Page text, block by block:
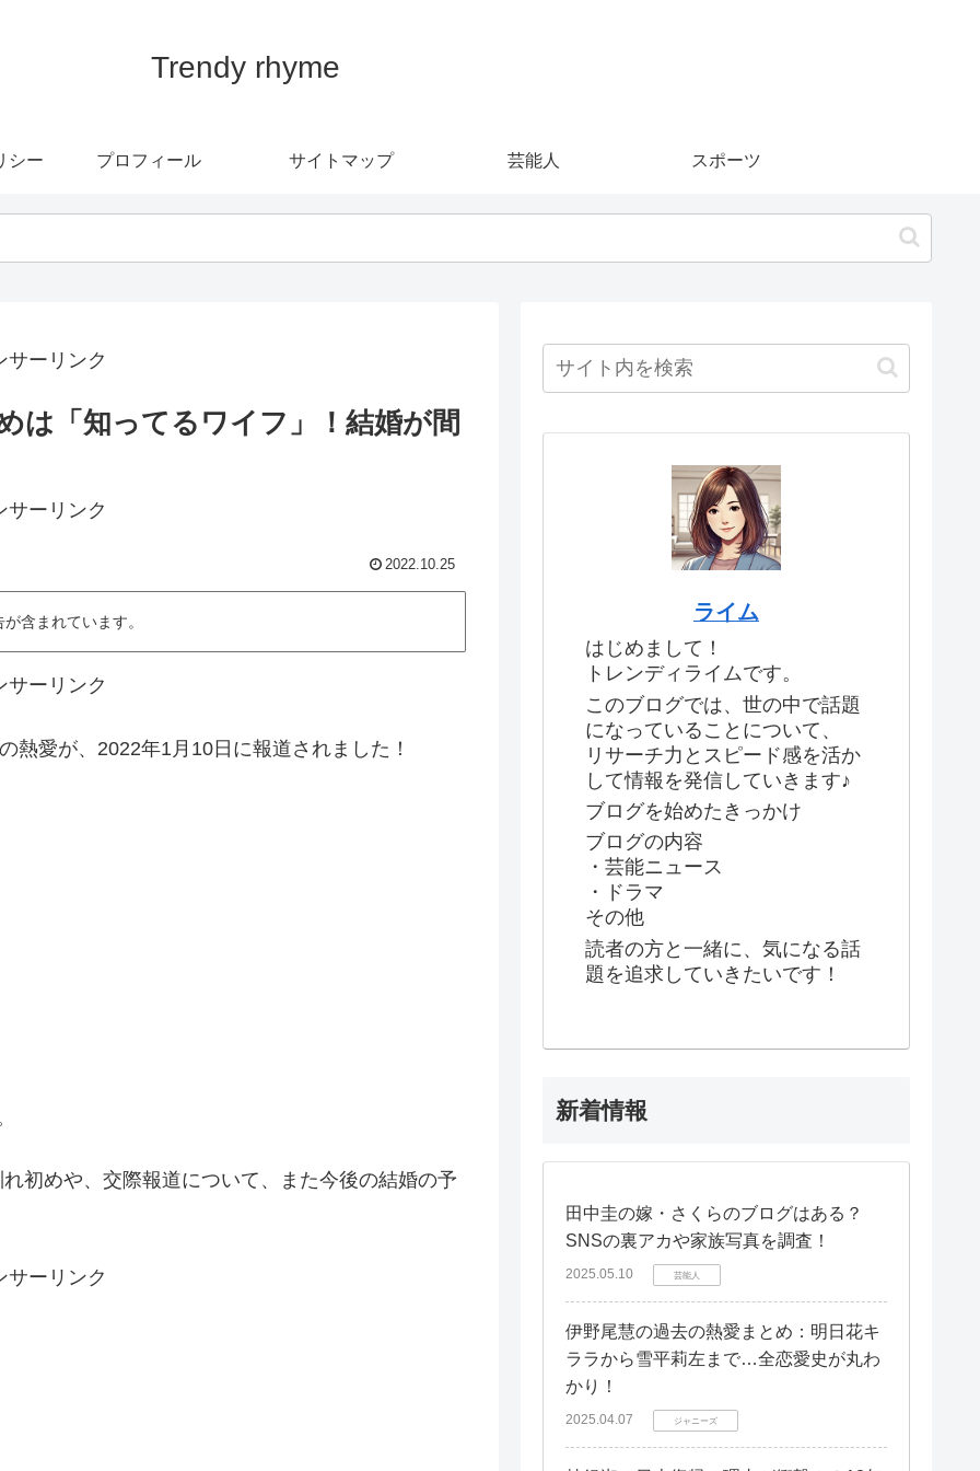
Trendy rhyme
シー プロフィール サイトマップ 芸能人 スポーツ
サーリンク
は「知ってるワイフ」！結婚が間
サーリンク
2022.10.25
含まれています。
サーリンク
愛が、2022年1月10日に報道されました！
初めや、交際報道について、また今後の結婚の予
サーリンク
ライム
はじめまして！
トレンディライムです。
このブログでは、世の中で話題
になっていることについて、
リサーチ力とスピード感を活か
して情報を発信していきます♪
ブログを始めたきっかけ
ブログの内容
・芸能ニュース
・ドラマ
その他
読者の方と一緒に、気になる話
題を追求していきたいです！
新着情報
田中圭の嫁・さくらのブログはある？
SNSの裏アカや家族写真を調査！
2025.05.10 芸能人
伊野尾慧の過去の熱愛まとめ：明日花キ
ララから雪平莉左まで…全恋愛史が丸わ
かり！
2025.04.07 ジャニーズ